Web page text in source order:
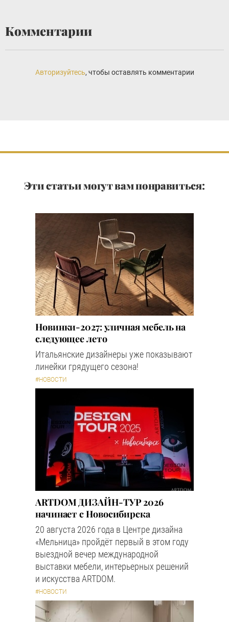
Комментарии
Авторизуйтесь, чтобы оставлять комментарии
Эти статьи могут вам понравиться:
Новинки-2027: уличная мебель на
следующее лето
Итальянские дизайнеры уже показывают
линейки грядущего сезона!
#НОВОСТИ
ARTDOM ДИЗАЙН-ТУР 2026
начинает с Новосибирска
20 августа 2026 года в Центре дизайна
«Мельница» пройдёт первый в этом году
выездной вечер международной
выставки мебели, интерьерных решений
и искусства ARTDOM.
#НОВОСТИ